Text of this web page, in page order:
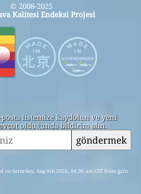
© 2008-2025
Kalitesi Endeksi Projesi
posta listemize kaydolun ve yeni
olduğunda bildirim alın.
göndermek
on Saturday, Aug 8th 2026, 04:36 am CST from jp2n